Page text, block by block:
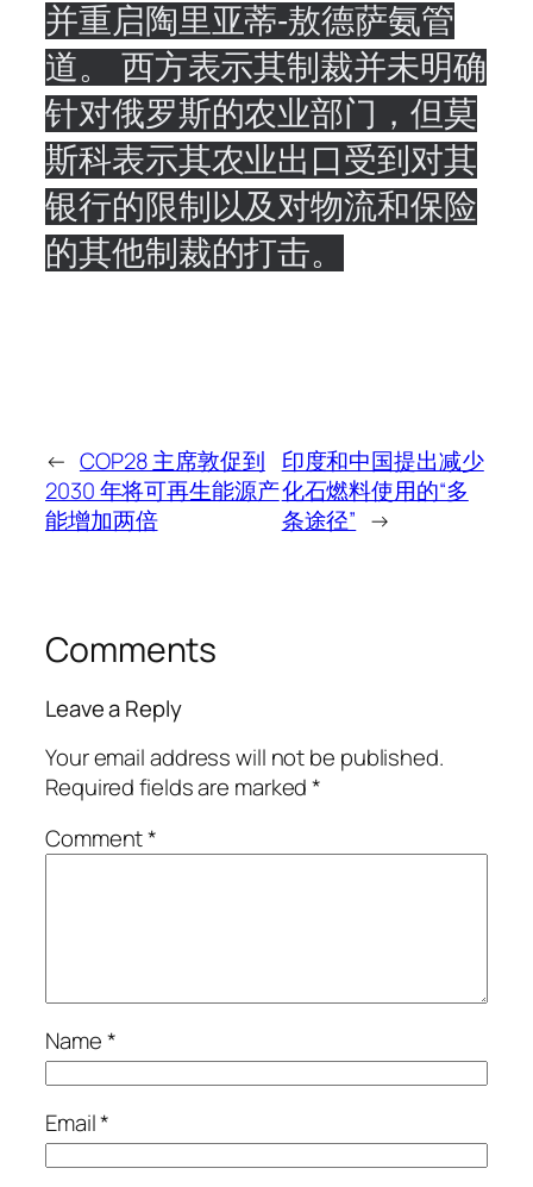
并重启陶里亚蒂-敖德萨氨管
道。 西方表示其制裁并未明确
针对俄罗斯的农业部门，但莫
斯科表示其农业出口受到对其
银行的限制以及对物流和保险
的其他制裁的打击。
← COP28 主席敦促到
2030 年将可再生能源产
能增加两倍
印度和中国提出减少
化石燃料使用的“多
条途径” →
Comments
Leave a Reply
Your email address will not be published.
Required fields are marked*
Comment*
Name*
Email*